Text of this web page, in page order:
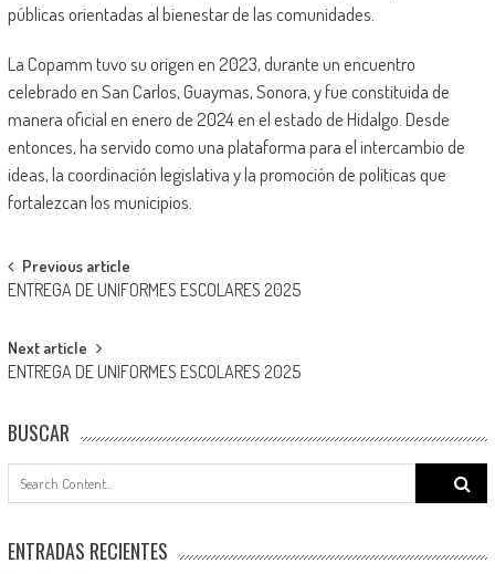
públicas orientadas al bienestar de las comunidades.
La Copamm tuvo su origen en 2023, durante un encuentro
celebrado en San Carlos, Guaymas, Sonora, y fue constituida de
manera oficial en enero de 2024 en el estado de Hidalgo. Desde
entonces, ha servido como una plataforma para el intercambio de
ideas, la coordinación legislativa y la promoción de políticas que
fortalezcan los municipios.
Post
navigation
Previous article
ENTREGA DE UNIFORMES ESCOLARES 2025
Next article
ENTREGA DE UNIFORMES ESCOLARES 2025
BUSCAR
Search
for:
ENTRADAS RECIENTES